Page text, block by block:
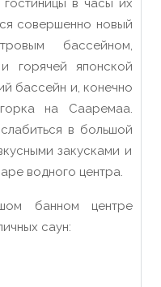
гостиницы в часы их
совершенно новый
бассейном,
горячей японской
бассейн и, конечно
на Сааремаа.
в большой
закусками и
водного центра.
банном центре
саун: